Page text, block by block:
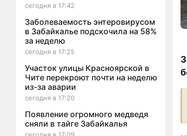
сегодня в 17:42
Заболеваемость энтеровирусом
в Забайкалье подскочила на 58%
за неделю
сегодня в 17:25
Участок улицы Красноярской в
Чите перекроют почти на неделю
из-за аварии
сегодня в 17:20
Появление огромного медведя
сняли в тайге Забайкалья